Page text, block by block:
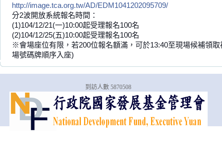
http://image.tca.org.tw/AD/EDM1041202095709/
分2波開放系統報名時間：
(1)104/12/21(一)10:00起受理報名100名
(2)104/12/25(五)10:00起受理報名100名
※會場座位有限，若200位報名額滿，可於13:40至現場候補領
場號碼牌順序入座)
到訪人數 5870508